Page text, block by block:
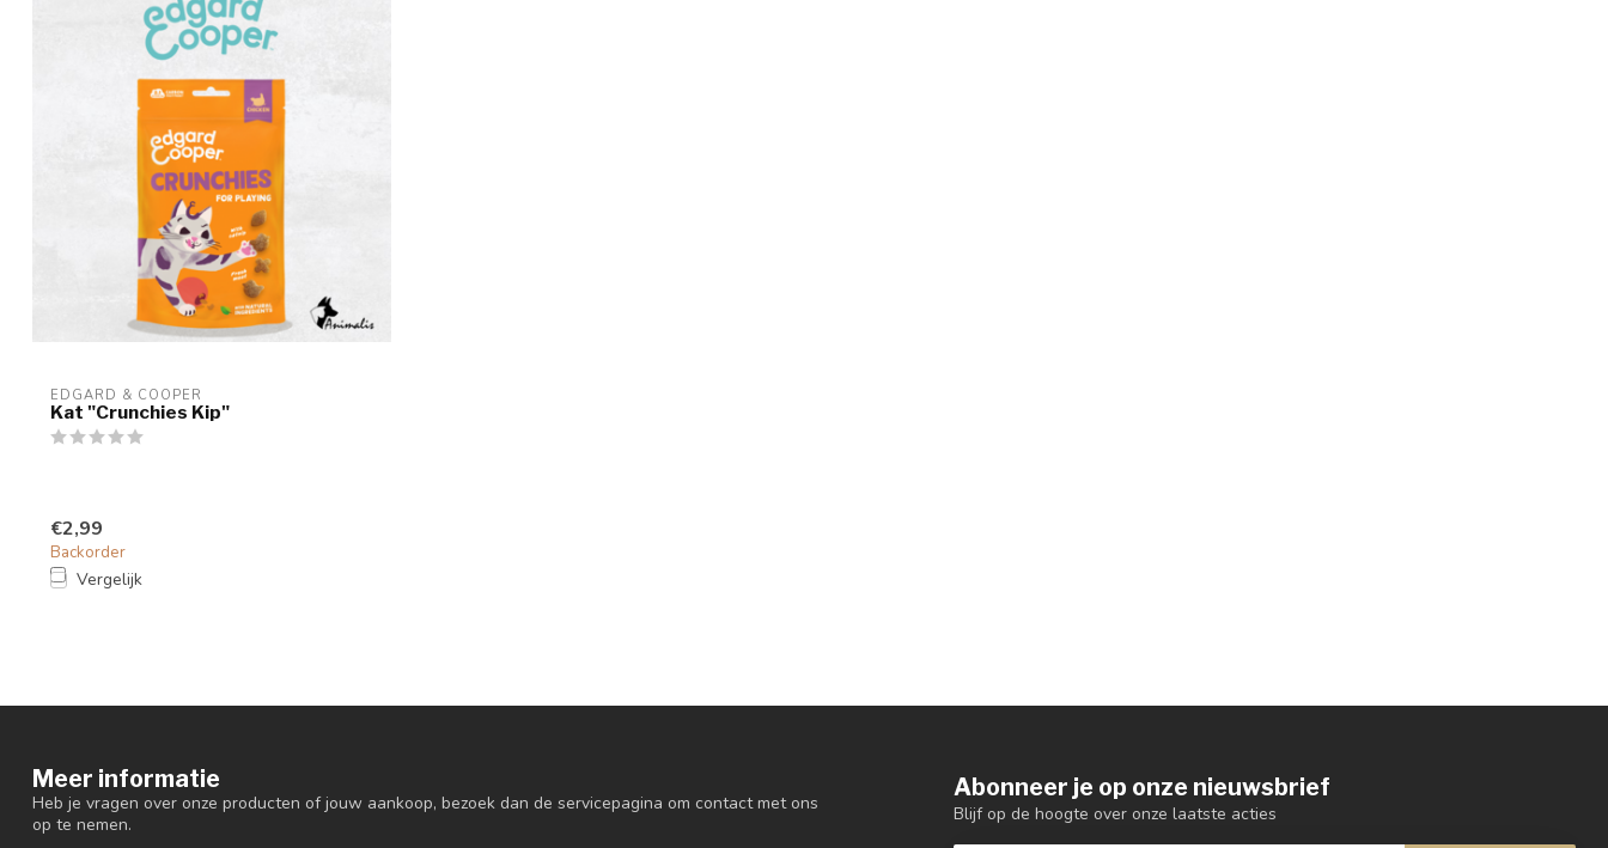
EDGARD & COOPER
Kat "Crunchies Kip"
€2,99
Backorder
Vergelijk
Meer informatie
Heb je vragen over onze producten of jouw aankoop, bezoek dan de servicepagina om contact met ons
op te nemen.
Abonneer je op onze nieuwsbrief
Blijf op de hoogte over onze laatste acties